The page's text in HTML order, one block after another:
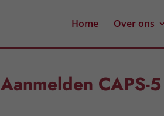
Home Over ons
Aanmelden CAPS-